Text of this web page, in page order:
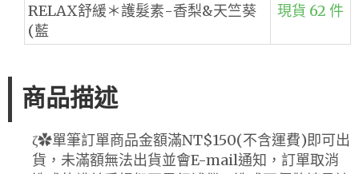
RELAX舒緩＊護髮素-香梨&天竺葵
(藍
現貨 62 件
商品描述
ζ✿單筆訂單商品金額滿NT$150(不含運費)即可出
貨，未滿額無法出貨並會E-mail通知，訂單取消